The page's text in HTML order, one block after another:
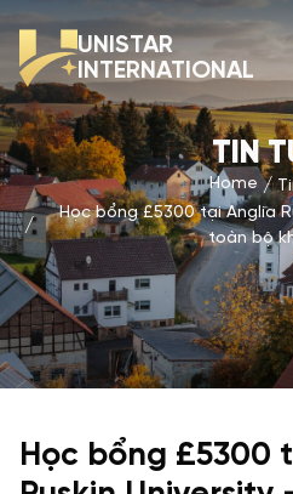
UNISTAR
INTERNATIONAL
TIN
Home
Học bổng £5300 tại Anglia
toàn bộ
Học bổng £5300